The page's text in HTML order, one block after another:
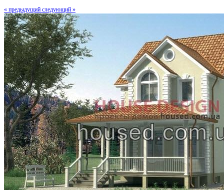
« предыдущий следующий »